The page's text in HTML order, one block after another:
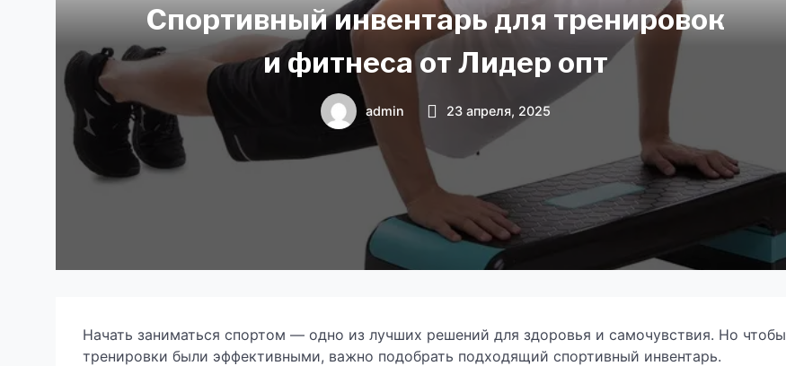
Спортивный инвентарь для тренировок
и фитнеса от Лидер опт
admin 23 апреля, 2025
Начать заниматься спортом — одно из лучших решений для здоровья и самочувствия. Но чтобы
тренировки были эффективными, важно подобрать подходящий спортивный инвентарь.